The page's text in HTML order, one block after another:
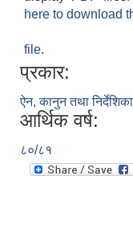
here to download
file.
प्रकार:
ऐन, कानुन तथा निर्देशिका
आर्थिक वर्ष:
८०/८१